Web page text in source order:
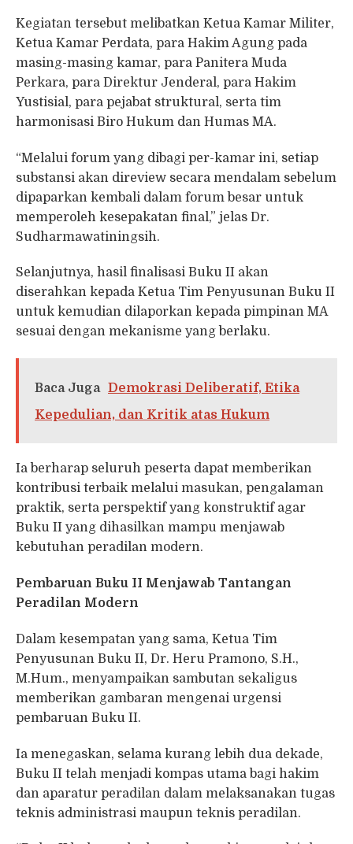
Kegiatan tersebut melibatkan Ketua Kamar Militer,
Ketua Kamar Perdata, para Hakim Agung pada
masing-masing kamar, para Panitera Muda
Perkara, para Direktur Jenderal, para Hakim
Yustisial, para pejabat struktural, serta tim
harmonisasi Biro Hukum dan Humas MA.
“Melalui forum yang dibagi per-kamar ini, setiap
substansi akan direview secara mendalam sebelum
dipaparkan kembali dalam forum besar untuk
memperoleh kesepakatan final,” jelas Dr.
Sudharmawatiningsih.
Selanjutnya, hasil finalisasi Buku II akan
diserahkan kepada Ketua Tim Penyusunan Buku II
untuk kemudian dilaporkan kepada pimpinan MA
sesuai dengan mekanisme yang berlaku.
Baca Juga Demokrasi Deliberatif, Etika
Kepedulian, dan Kritik atas Hukum
Ia berharap seluruh peserta dapat memberikan
kontribusi terbaik melalui masukan, pengalaman
praktik, serta perspektif yang konstruktif agar
Buku II yang dihasilkan mampu menjawab
kebutuhan peradilan modern.
Pembaruan Buku II Menjawab Tantangan
Peradilan Modern
Dalam kesempatan yang sama, Ketua Tim
Penyusunan Buku II, Dr. Heru Pramono, S.H.,
M.Hum., menyampaikan sambutan sekaligus
memberikan gambaran mengenai urgensi
pembaruan Buku II.
Ia menegaskan, selama kurang lebih dua dekade,
Buku II telah menjadi kompas utama bagi hakim
dan aparatur peradilan dalam melaksanakan tugas
teknis administrasi maupun teknis peradilan.